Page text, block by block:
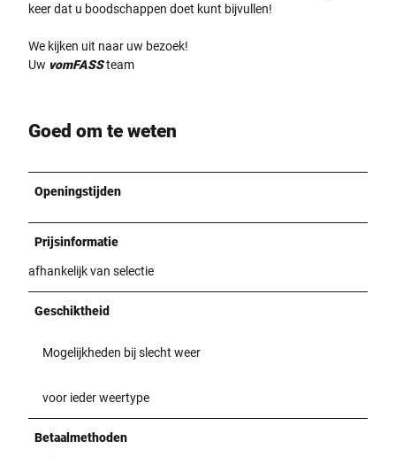
keer dat u boodschappen doet kunt bijvullen!
We kijken uit naar uw bezoek!
Uw vomFASSteam
Goed om te weten
Openingstijden
Prijsinformatie
afhankelijk van selectie
Geschiktheid
Mogelijkheden bij slecht weer
voor ieder weertype
Betaalmethoden